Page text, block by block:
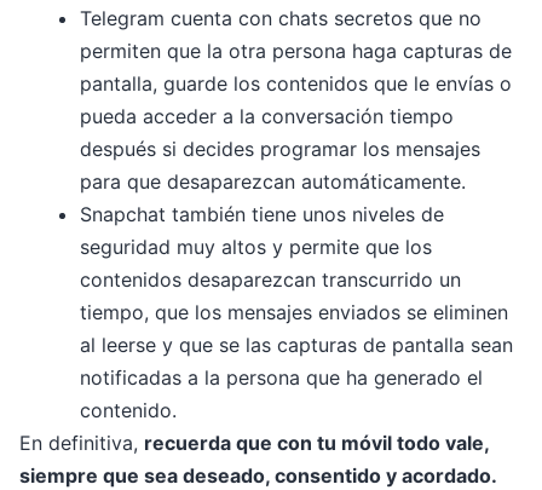
Telegram cuenta con chats secretos que no
permiten que la otra persona haga capturas de
pantalla, guarde los contenidos que le envías o
pueda acceder a la conversación tiempo
después si decides programar los mensajes
para que desaparezcan automáticamente.
Snapchat también tiene unos niveles de
seguridad muy altos y permite que los
contenidos desaparezcan transcurrido un
tiempo, que los mensajes enviados se eliminen
al leerse y que se las capturas de pantalla sean
notificadas a la persona que ha generado el
contenido.
En definitiva, recuerda que con tu móvil todo vale,
siempre que sea deseado, consentido y acordado.